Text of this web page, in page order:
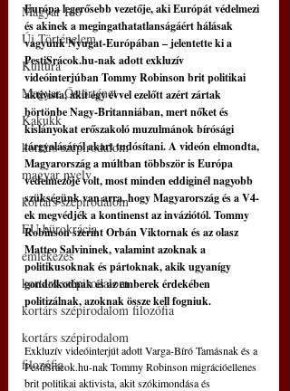
Magyar Idő
Új Történelem
Kultúra
Magyar Őstörténet
Kakukk
kortárs szépirodalom
magyar nyelv
kortárs szépirodalom
EU bürokrácia
emlékezés
kortárs szépirodalom
kortárs szépirodalom filozófia
kortárs szépirodalom
filozófia
Európa legerősebb vezetője, aki Európát védelmezi
és akinek a megingathatatlanságáért hálásak
vagyunk Nyugat-Európában – jelentette ki a
PestiSrácok.hu-nak adott exkluzív
videóinterjúban Tommy Robinson brit politikai
aktivista, akit egy évvel ezelőtt azért zártak
börtönbe Nagy-Britanniában, mert nőket és
kislányokat erőszakoló muzulmánok bírósági
tárgyalásáról akart tudósítani. A videón elmondta,
Magyarország a múltban többször is Európa
védelmezője volt, most minden eddiginél nagyobb
szükségünk van arra, hogy Magyarország és a V4-
ek megvédjék a kontinenst az inváziótól. Tommy
Robinson szerint Orbán Viktornak és az olasz
Matteo Salvininek, valamint azoknak a
politikusoknak és pártoknak, akik ugyanígy
gondolkodnak és az emberek érdekében
politizálnak, azoknak össze kell fogniuk.
Exkluzív videóinterjút adott Varga-Bíró Tamásnak és a
PestiSrácok.hu-nak Tommy Robinson migrációellenes
brit politikai aktivista, akit szókimondása és